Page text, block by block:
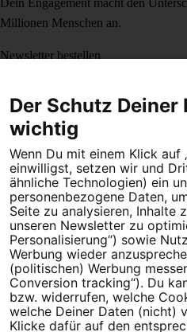
Millionen Menschen an.
Newsletter bestellen
Campact e.V.
IBAN DE95 2‍5‍1‍2 0‍5‍1‍0 6‍9‍8‍0 0‍0‍0‍0
SozialBank
Direkt online spenden
Newsletter Hilfe und
FAQKontaktDatenschutz
Der Schutz Deiner
wichtig
Wenn Du mit einem Klick auf
einwilligst, setzen wir und
ähnliche Technologien) ein
personenbezogene Daten,
Seite zu analysieren, Inhalte
unseren Newsletter zu
Personalisierung“) sowie
Werbung wieder
(politischen) Werbung
Conversion tracking“). Du
bzw. widerrufen, welche
welche Deiner Daten (nicht)
Klicke dafür auf den